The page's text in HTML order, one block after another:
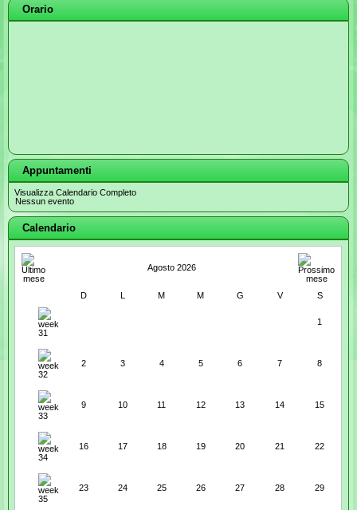
Orario
Appuntamenti
Visualizza Calendario Completo
Nessun evento
Calendario
Agosto 2026
D L M M G V S
1
2 3 4 5 6 7 8
9 10 11 12 13 14 15
16 17 18 19 20 21 22
23 24 25 26 27 28 29